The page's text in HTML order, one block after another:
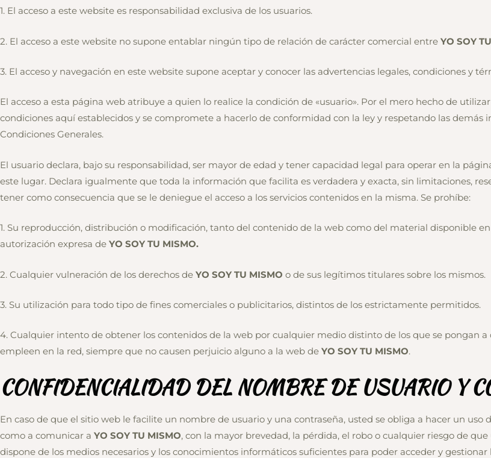
1. El acceso a este website es responsabilidad exclusiva de los usuarios.
2. El acceso a este website no supone entablar ningún tipo de relación de carácter comercial entre YO SOY
3. El acceso y navegación en este website supone aceptar y conocer las advertencias legales, condiciones y
El acceso a esta página web atribuye a quien lo realice la condición de «usuario». Por el mero hecho de
condiciones aquí establecidos y se compromete a hacerlo de conformidad con la ley y respetando las demás
Condiciones Generales.
El usuario declara, bajo su responsabilidad, ser mayor de edad y tener capacidad legal para operar en la
este lugar. Declara igualmente que toda la información que facilita es verdadera y exacta, sin limitaciones,
tener como consecuencia que se le deniegue el acceso a los servicios contenidos en la misma. Se prohíbe:
1. Su reproducción, distribución o modificación, tanto del contenido de la web como del material disponible
autorización expresa de YO SOY TU MISMO.
2. Cualquier vulneración de los derechos de YO SOY TU MISMO o de sus legítimos titulares sobre los mismos.
3. Su utilización para todo tipo de fines comerciales o publicitarios, distintos de los estrictamente permitidos.
4. Cualquier intento de obtener los contenidos de la web por cualquier medio distinto de los que se pongan
empleen en la red, siempre que no causen perjuicio alguno a la web de YO SOY TU MISMO.
CONFIDENCIALIDAD DEL NOMBRE DE USUARIO Y
En caso de que el sitio web le facilite un nombre de usuario y una contraseña, usted se obliga a hacer un
como a comunicar a YO SOY TU MISMO, con la mayor brevedad, la pérdida, el robo o cualquier riesgo de
dispone de los medios necesarios y los conocimientos informáticos suficientes para poder acceder y